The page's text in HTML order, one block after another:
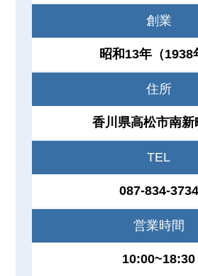
創業
昭和13年（1938
住所
香川県高松市南新
TEL
087-834-3734
営業時間
10:00~18:30